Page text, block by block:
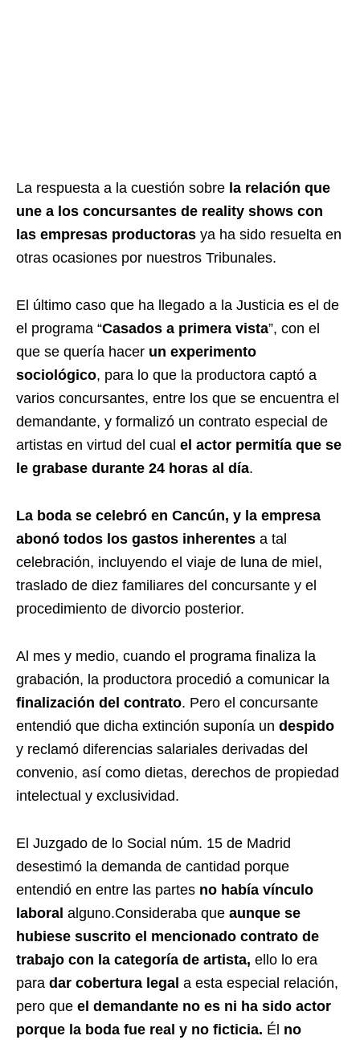
La respuesta a la cuestión sobre la relación que
une a los concursantes de reality shows con
las empresas productoras ya ha sido resuelta en
otras ocasiones por nuestros Tribunales.
El último caso que ha llegado a la Justicia es el de
el programa “Casados a primera vista”, con el
que se quería hacer un experimento
sociológico, para lo que la productora captó a
varios concursantes, entre los que se encuentra el
demandante, y formalizó un contrato especial de
artistas en virtud del cual el actor permitía que se
le grabase durante 24 horas al día.
La boda se celebró en Cancún, y la empresa
abonó todos los gastos inherentes a tal
celebración, incluyendo el viaje de luna de miel,
traslado de diez familiares del concursante y el
procedimiento de divorcio posterior.
Al mes y medio, cuando el programa finaliza la
grabación, la productora procedió a comunicar la
finalización del contrato. Pero el concursante
entendió que dicha extinción suponía un despido
y reclamó diferencias salariales derivadas del
convenio, así como dietas, derechos de propiedad
intelectual y exclusividad.
El Juzgado de lo Social núm. 15 de Madrid
desestimó la demanda de cantidad porque
entendió en entre las partes no había vínculo
laboral alguno.Consideraba que aunque se
hubiese suscrito el mencionado contrato de
trabajo con la categoría de artista, ello lo era
para dar cobertura legal a esta especial relación,
pero que el demandante no es ni ha sido actor
porque la boda fue real y no ficticia. Él no